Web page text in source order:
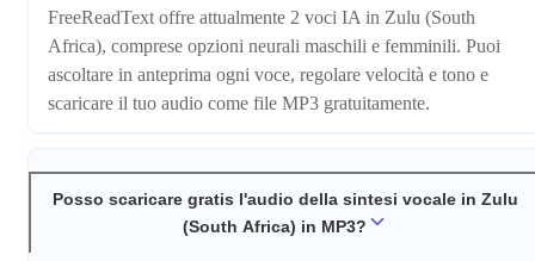
FreeReadText offre attualmente 2 voci IA in Zulu (South
Africa), comprese opzioni neurali maschili e femminili. Puoi
ascoltare in anteprima ogni voce, regolare velocità e tono e
scaricare il tuo audio come file MP3 gratuitamente.
Posso scaricare gratis l'audio della sintesi vocale in Zulu
(South Africa) in MP3?